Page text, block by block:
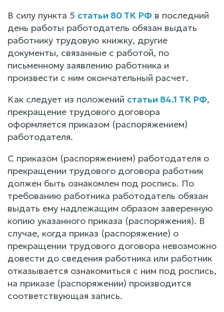
В силу пункта 5 статьи 80 ТК РФ в последний
день работы работодатель обязан выдать
работнику трудовую книжку, другие
документы, связанные с работой, по
письменному заявлению работника и
произвести с ним окончательный расчет.
Как следует из положений статьи 84.1 ТК РФ,
прекращение трудового договора
оформляется приказом (распоряжением)
работодателя.
С приказом (распоряжением) работодателя о
прекращении трудового договора работник
должен быть ознакомлен под роспись. По
требованию работника работодатель обязан
выдать ему надлежащим образом заверенную
копию указанного приказа (распоряжения). В
случае, когда приказ (распоряжение) о
прекращении трудового договора невозможно
довести до сведения работника или работник
отказывается ознакомиться с ним под роспись,
на приказе (распоряжении) производится
соответствующая запись.